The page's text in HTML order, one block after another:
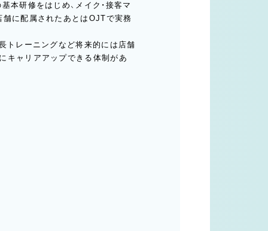
本研修をはじめ、メイク・接客マ
舗に配属されたあとはOJTで実務
トレーニングなど将来的には店舗
キャリアアップできる体制があ